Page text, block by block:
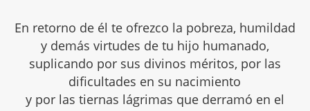
En retorno de él te ofrezco la pobreza, humildad
y demás virtudes de tu hijo humanado,
suplicando por sus divinos méritos, por las
dificultades en su nacimiento
y por las tiernas lágrimas que derramó en el